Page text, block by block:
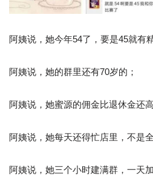
阿姨说，她今年54了，要是45就有
阿姨说，她的群里还有70岁的；
阿姨说，她蜜源的佣金比退休金还高
阿姨说，她每天还得忙店里，不是全
阿姨说，她三个小时建满群，一天